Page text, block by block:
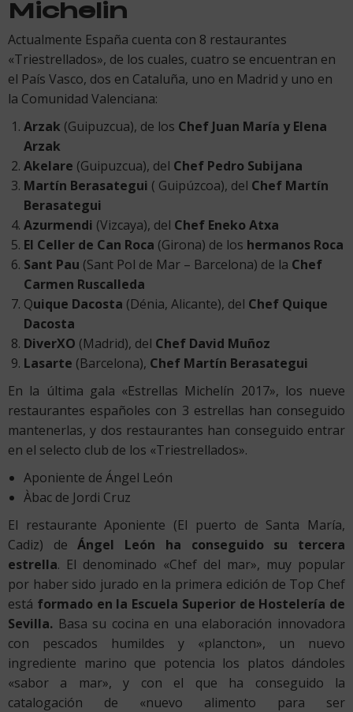
Michelin
Actualmente España cuenta con 8 restaurantes
«Triestrellados», de los cuales, cuatro se encuentran en
el País Vasco, dos en Cataluña, uno en Madrid y uno en
la Comunidad Valenciana:
Arzak (Guipuzcua), de los Chef Juan María y Elena
Arzak
Akelare (Guipuzcua), del Chef Pedro Subijana
Martín Berasategui ( Guipúzcoa), del Chef Martín
Berasategui
Azurmendi (Vizcaya), del Chef Eneko Atxa
El Celler de Can Roca (Girona) de los hermanos Roca
Sant Pau (Sant Pol de Mar – Barcelona) de la Chef
Carmen Ruscalleda
Quique Dacosta (Dénia, Alicante), del Chef Quique
Dacosta
DiverXO (Madrid), del Chef David Muñoz
Lasarte (Barcelona), Chef Martín Berasategui
En la última gala «Estrellas Michelín 2017», los nueve
restaurantes españoles con 3 estrellas han conseguido
mantenerlas, y dos restaurantes han conseguido entrar
en el selecto club de los «Triestrellados».
Aponiente de Ángel León
Àbac de Jordi Cruz
El restaurante Aponiente (El puerto de Santa María,
Cadiz) de Ángel León ha conseguido su tercera
estrella. El denominado «Chef del mar», muy popular
por haber sido jurado en la primera edición de Top Chef
está formado en la Escuela Superior de Hostelería de
Sevilla. Basa su cocina en una elaboración innovadora
con pescados humildes y «plancton», un nuevo
ingrediente marino que potencia los platos dándoles
«sabor a mar», y con el que ha conseguido la
catalogación de «nuevo alimento para ser